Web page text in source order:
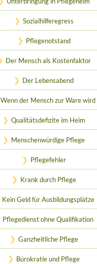
Sozialhilferegress
Pflegenotstand
Der Mensch als Kostenfaktor
Der Lebensabend
Wenn der Mensch zur Ware wird
Qualitätsdefizite im Heim
Menschenwürdige Pflege
Pflegefehler
Krank durch Pflege
Kein Geld für Ausbildungsplätze
Pflegedienst ohne Qualifikation
Ganzheitliche Pflege
Bürokratie und Pflege